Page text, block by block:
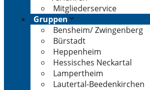
Mitgliederservice
Gruppen
Bensheim/ Zwingenberg
Bürstadt
Heppenheim
Hessisches Neckartal
Lampertheim
Lautertal-Beedenkirchen